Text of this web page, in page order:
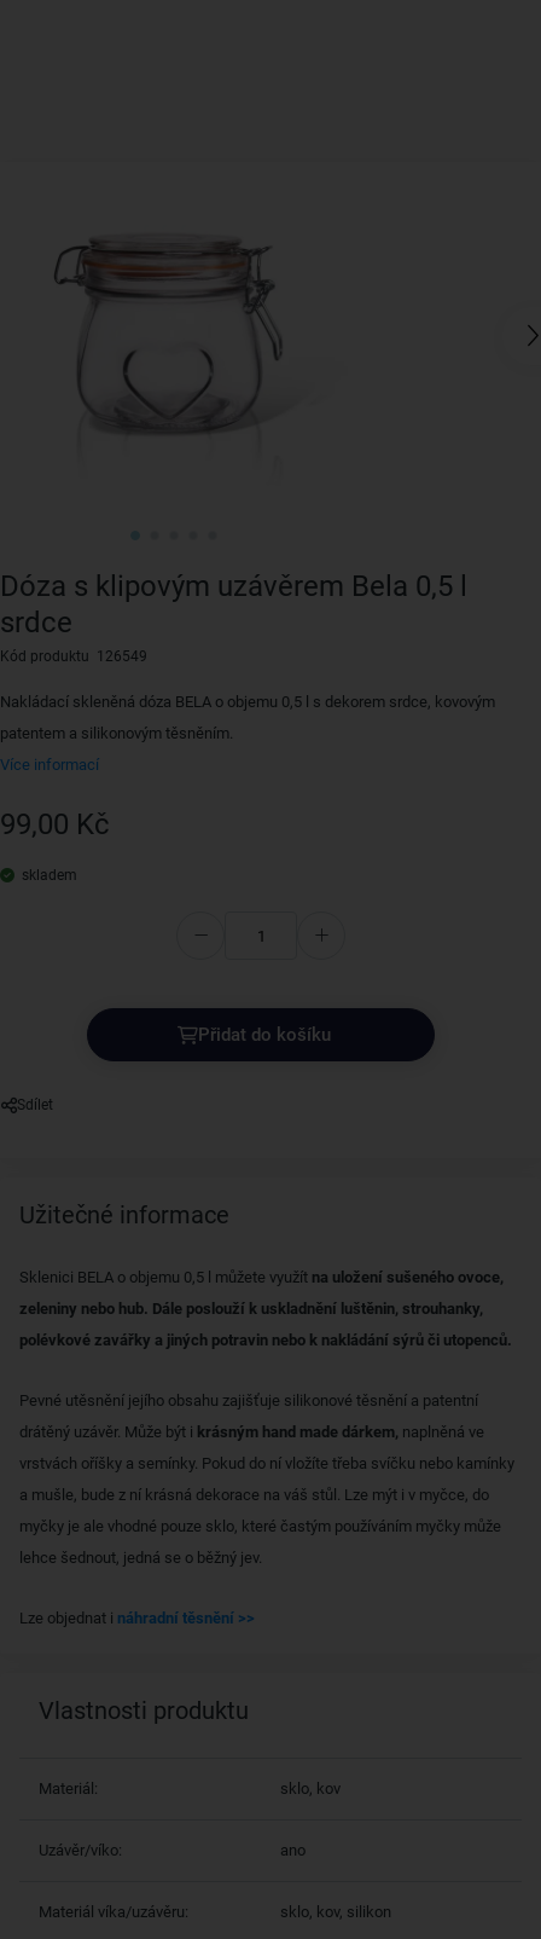
Dóza s klipovým uzávěrem Bela 0,5 l
srdce
Kód produktu 126549
Nakládací skleněná dóza BELA o objemu 0,5 l s dekorem srdce, kovovým
patentem a silikonovým těsněním.
Více informací
99,00 Kč
skladem
Přidat do košíku
Sdílet
Užitečné informace
Sklenici BELA o objemu 0,5 l můžete využít na uložení sušeného ovoce,
zeleniny nebo hub. Dále poslouží k uskladnění luštěnin, strouhanky,
polévkové zavářky a jiných potravin nebo k nakládání sýrů či utopenců.
Pevné utěsnění jejího obsahu zajišťuje silikonové těsnění a patentní
drátěný uzávěr. Může být i krásným hand made dárkem, naplněná ve
vrstvách oříšky a semínky. Pokud do ní vložíte třeba svíčku nebo kamínky
a mušle, bude z ní krásná dekorace na váš stůl. Lze mýt i v myčce, do
myčky je ale vhodné pouze sklo, které častým používáním myčky může
lehce šednout, jedná se o běžný jev.
Lze objednat i náhradní těsnění >>
Vlastnosti produktu
Materiál: sklo, kov
Uzávěr/víko: ano
Materiál víka/uzávěru: sklo, kov, silikon